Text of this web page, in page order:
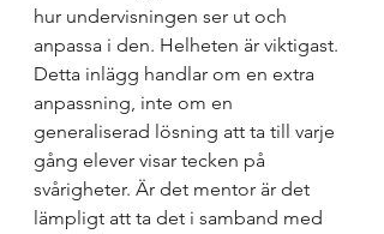
hur undervisningen ser ut och
anpassa i den. Helheten är viktigast.
Detta inlägg handlar om en extra
anpassning, inte om en
generaliserad lösning att ta till varje
gång elever visar tecken på
svårigheter. Är det mentor är det
lämpligt att ta det i samband med